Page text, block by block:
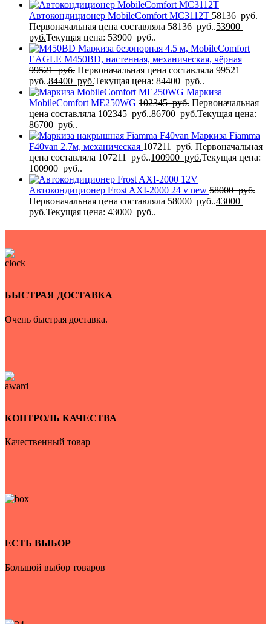
Автокондиционер MobileComfort MC3112T 58136руб.
Первоначальная цена составляла 58136 руб..53900
руб.Текущая цена: 53900 руб..
Маркиза безопорная 4.5 м, MobileComfort
EAGLE M450BD, настенная, механическая, чёрная
99521руб. Первоначальная цена составляла 99521
руб..84400 руб.Текущая цена: 84400 руб..
Маркиза
MobileComfort ME250WG 102345руб. Первоначальная
цена составляла 102345 руб..86700 руб.Текущая цена:
86700 руб..
Маркиза Fiamma
F40van 2.7м, механическая 107211руб. Первоначальная
цена составляла 107211 руб..100900 руб.Текущая цена:
100900 руб..
Автокондиционер Frost AXI-2000 24 v new 58000руб.
Первоначальная цена составляла 58000 руб..43000
руб.Текущая цена: 43000 руб..
БЫСТРАЯ ДОСТАВКА
Очень быстрая доставка.
КОНТРОЛЬ КАЧЕСТВА
Качественный товар
ЕСТЬ ВЫБОР
Большой выбор товаров